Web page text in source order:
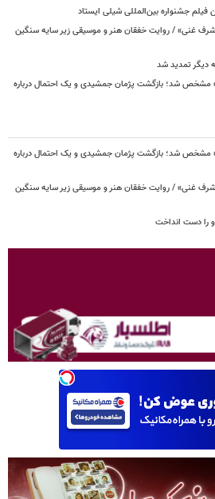
جشنواره بین‌المللی شیلی ایستاد
غنی» / روایت خفقان هنر و موسیقی زیر سایه سنگین
دیگر تمدید شد
«پایتخت ۸» و «زیرخاکی ۵» مشخص شد؛ بازگشت پژمان جمشیدی و یک احتمال درباره
«پایتخت ۸» و «زیرخاکی ۵» مشخص شد؛ بازگشت پژمان جمشیدی و یک احتمال درباره
غنی» / روایت خفقان هنر و موسیقی زیر سایه سنگین
را دست انداخت